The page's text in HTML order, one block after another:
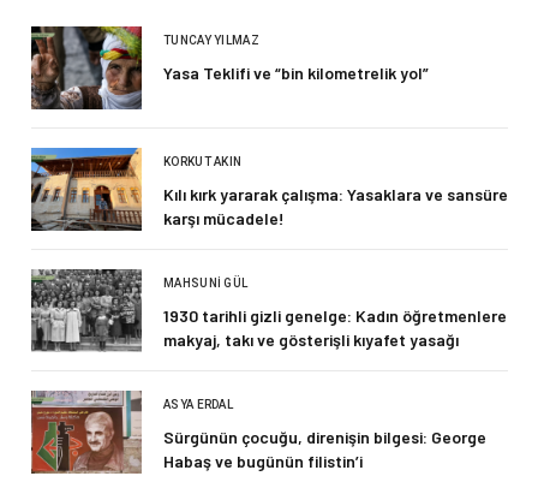
TUNCAY YILMAZ
Yasa Teklifi ve “bin kilometrelik yol”
KORKUT AKIN
Kılı kırk yararak çalışma: Yasaklara ve sansüre
karşı mücadele!
MAHSUNI GÜL
1930 tarihli gizli genelge: Kadın öğretmenlere
makyaj, takı ve gösterişli kıyafet yasağı
ASYA ERDAL
Sürgünün çocuğu, direnişin bilgesi: George
Habaş ve bugünün filistin’i